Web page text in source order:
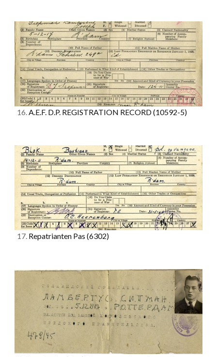
16.A.E.F. D.P. REGISTRATION RECORD(10592-5)
17. Repatrianten Pas (6302)